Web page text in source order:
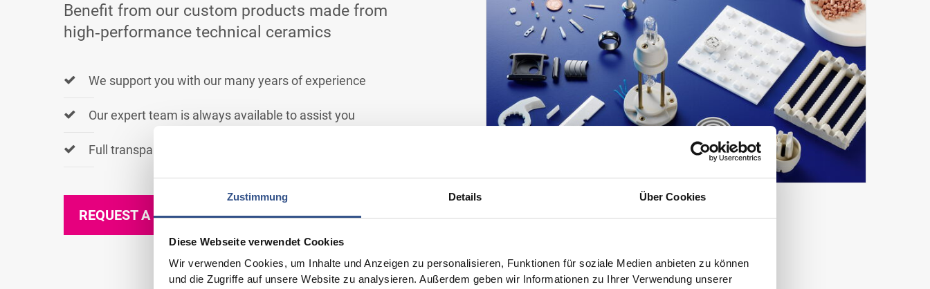
Zustimmung Details Über Cookies
Diese Webseite verwendet Cookies
Wir verwenden Cookies, um Inhalte und Anzeigen zu personalisieren, Funktionen für soziale Medien anbieten zu können
und die Zugriffe auf unsere Website zu analysieren. Außerdem geben wir Informationen zu Ihrer Verwendung unserer
Benefit from our custom products made from
high‑performance technical ceramics
We support you with our many years of experience
Our expert team is always available to assist you
Full transparency – from quote to delivery
REQUEST A QUOTE